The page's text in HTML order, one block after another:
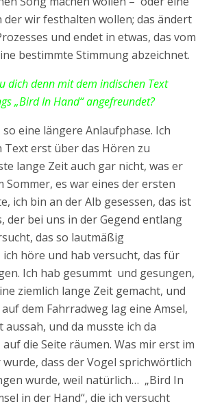
wir festhalten wollen; das ändert
und endet in etwas, das vom
bestimmte Stimmung abzeichnet.
dich denn mit dem indischen Text
„Bird In Hand“ angefreundet?
so eine längere Anlaufphase. Ich
Text erst über das Hören zu
lange Zeit auch gar nicht, was er
Sommer, es war eines der ersten
ich bin an der Alb gesessen, das ist
der bei uns in der Gegend entlang
das so lautmäßig
ich höre und hab versucht, das für
Ich hab gesummt und gesungen,
ziemlich lange Zeit gemacht, und
dem Fahrradweg lag eine Amsel,
aussah, und da musste ich da
die Seite räumen. Was mir erst im
dass der Vogel sprichwörtlich
wurde, weil natürlich… „Bird In
in der Hand“, die ich versucht